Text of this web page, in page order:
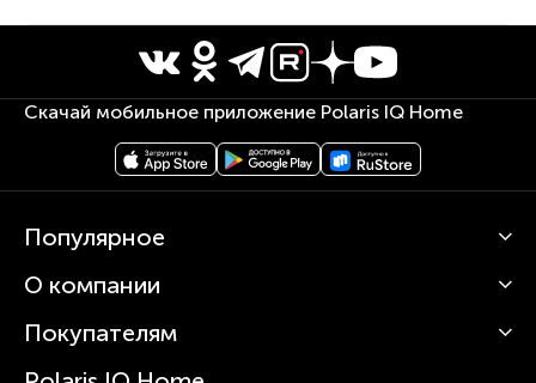
Скачай мобильное приложение Polaris IQ Home
Популярное
Кофемашины
Вертикальные пылесосы
Зубные щетки и ирригаторы
О компании
О Polaris
Покупателям
Сервисные центры